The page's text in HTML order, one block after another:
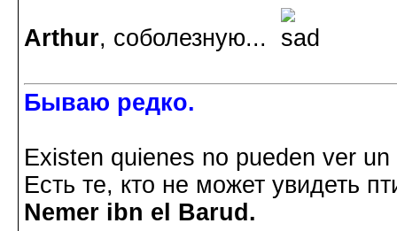
Arthur, соболезную...
Бываю редко.
Existen quienes no pueden ver
Есть те, кто не может увидеть
Nemer ibn el Barud.